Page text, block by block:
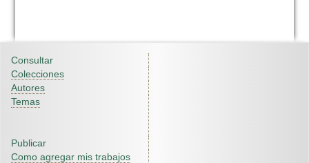
Consultar
Colecciones
Autores
Temas
Publicar
Como agregar mis trabajos